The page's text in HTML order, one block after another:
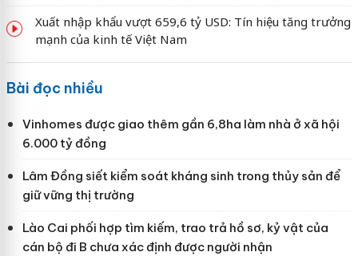
Xuất nhập khẩu vượt 659,6 tỷ USD: Tín hiệu tăng trưởng
mạnh của kinh tế Việt Nam
Bài đọc nhiều
Vinhomes được giao thêm gần 6,8ha làm nhà ở xã hội
6.000 tỷ đồng
Lâm Đồng siết kiểm soát kháng sinh trong thủy sản để
giữ vững thị trường
Lào Cai phối hợp tìm kiếm, trao trả hồ sơ, kỷ vật của
cán bộ đi B chưa xác định được người nhận